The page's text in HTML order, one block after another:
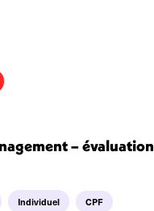
– évaluation
Individuel CPF